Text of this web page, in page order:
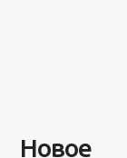
Новое